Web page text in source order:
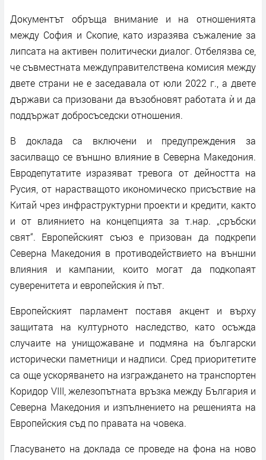
Документът обръща внимание и на отношенията
между София и Скопие, като изразява съжаление за
липсата на активен политически диалог. Отбелязва се,
че съвместната междуправителствена комисия между
двете страни не е заседавала от юли 2022 г., а двете
държави са призовани да възобновят работата ѝ и да
поддържат добросъседски отношения.
В доклада са включени и предупреждения за
засилващо се външно влияние в Северна Македония.
Евродепутатите изразяват тревога от дейността на
Русия, от нарастващото икономическо присъствие на
Китай чрез инфраструктурни проекти и кредити, както
и от влиянието на концепцията за т.нар. „сръбски
свят“. Европейският съюз е призован да подкрепи
Северна Македония в противодействието на външни
влияния и кампании, които могат да подкопаят
суверенитета и европейския ѝ път.
Европейският парламент поставя акцент и върху
защитата на културното наследство, като осъжда
случаите на унищожаване и подмяна на български
исторически паметници и надписи. Сред приоритетите
са още ускоряването на изграждането на транспортен
Коридор VIII, железопътната връзка между България и
Северна Македония и изпълнението на решенията на
Европейския съд по правата на човека.
Гласуването на доклада се проведе на фона на ново